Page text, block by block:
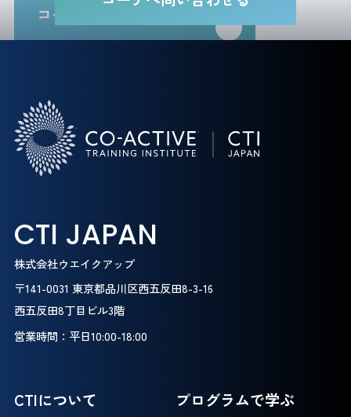
コーチ一覧に戻る
CTI JAPAN
株式会社ウエイクアップ
〒141-0031 東京都品川区西五反田8-3-16
西五反田8丁目ビル3階
営業時間：平日10:00-18:00
CTIについて プログラムで学ぶ